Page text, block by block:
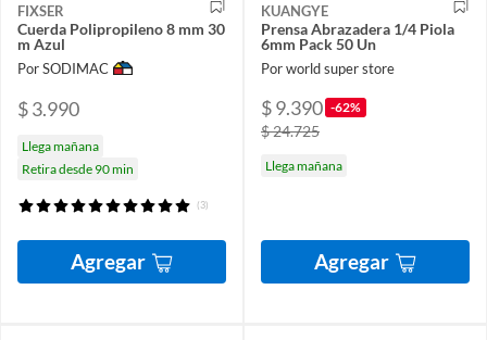
FIXSER
Cuerda Polipropileno 8 mm 30
m Azul
Por SODIMAC
$ 3.990
Llega mañana
Retira desde 90 min
(3)
Agregar
KUANGYE
Prensa Abrazadera 1/4 Piola
6mm Pack 50 Un
Por world super store
$ 9.390 -62%
$ 24.725
Llega mañana
Agregar